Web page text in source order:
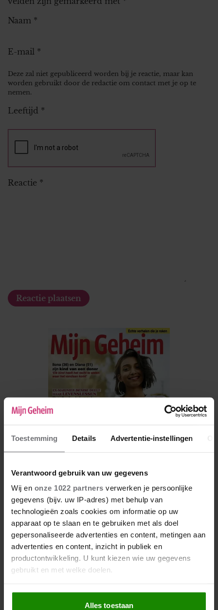
Toestemming Details Advertentie-instellingen
Verantwoord gebruik van uw gegevens
Wij en onze 1022 partners verwerken je persoonlijke
gegevens (bijv. uw IP-adres) met behulp van
technologieën zoals cookies om informatie op uw
apparaat op te slaan en te gebruiken met als doel
gepersonaliseerde advertenties en content, metingen aan
advertenties en content, inzicht in publiek en
productontwikkeling. U kunt kiezen wie uw gegevens
gebruikt en met welke doelen.
Als u het toestaat, willen we ook graag:
Informatie verzamelen over uw geografische locatie,
Alles toestaan
Naam *
E-mail *
Deze zal niet gepubliceerd worden bij je reactie, maar kan
worden gebruikt door de redactie om contact met je op te
nemen.
Leeftijd *
Reactie *
De nieuwe Mijn Geheim ligt nu in de winkel
Abonneren
Digitaal lezen
Los kopen